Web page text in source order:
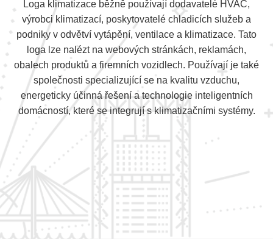
Loga klimatizace běžně používají dodavatelé HVAC,
výrobci klimatizací, poskytovatelé chladicích služeb a
podniky v odvětví vytápění, ventilace a klimatizace. Tato
loga lze nalézt na webových stránkách, reklamách,
obalech produktů a firemních vozidlech. Používají je také
společnosti specializující se na kvalitu vzduchu,
energeticky účinná řešení a technologie inteligentních
domácností, které se integrují s klimatizačními systémy.